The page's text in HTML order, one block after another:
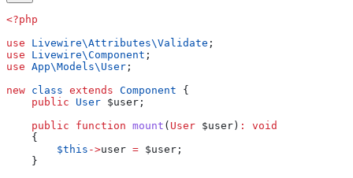
<?php
use Livewire\Attributes\Validate ;
use Livewire\Component ;
use App\Models\ User ;
new class extends Component {
    public
User $user ;
    public
function mount ( User $user ) :
void
    {
        $this
->user = $user ;
    }